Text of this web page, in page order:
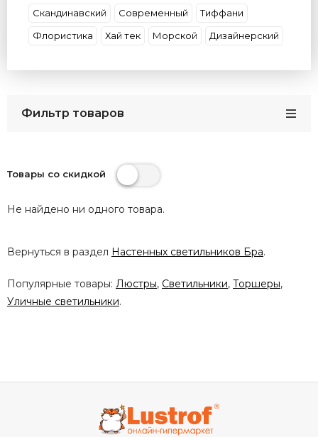
Скандинавский
Современный
Тиффани
Флористика
Хай тек Морской Дизайнерский
Фильтр товаров
Товары со скидкой
Не найдено ни одного товара.
Вернуться в раздел Настенных светильников Бра.
Популярные товары: Люстры, Светильники, Торшеры,
Уличные светильники.